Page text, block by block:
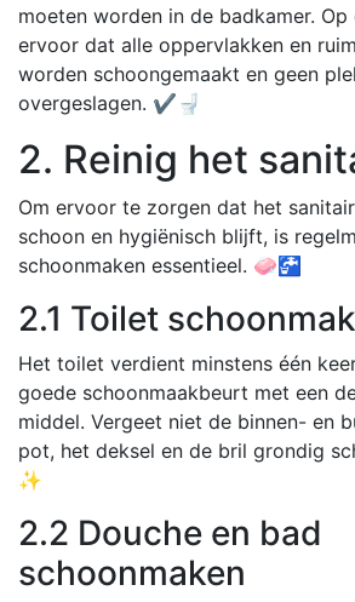
moeten worden in de badkamer.
ervoor dat alle oppervlakken en
worden schoongemaakt en geen
overgeslagen. ✔️🚽
2. Reinig het
Om ervoor te zorgen dat het
schoon en hygiënisch blijft, is
schoonmaken essentieel. 🧼🚰
2.1 Toilet
Het toilet verdient minstens één
goede schoonmaakbeurt met een
middel. Vergeet niet de binnen- en
pot, het deksel en de bril grondig
✨
2.2 Douche en bad
schoonmaken